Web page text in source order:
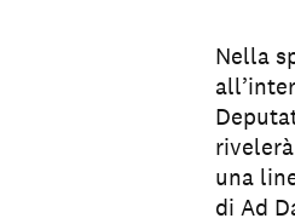
Nella
una
di Ad